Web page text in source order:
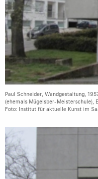
Paul Schneider, Wandgestaltung,
(ehemals Mügelsber-Meisterschule),
Foto: Institut für aktuelle Kunst im